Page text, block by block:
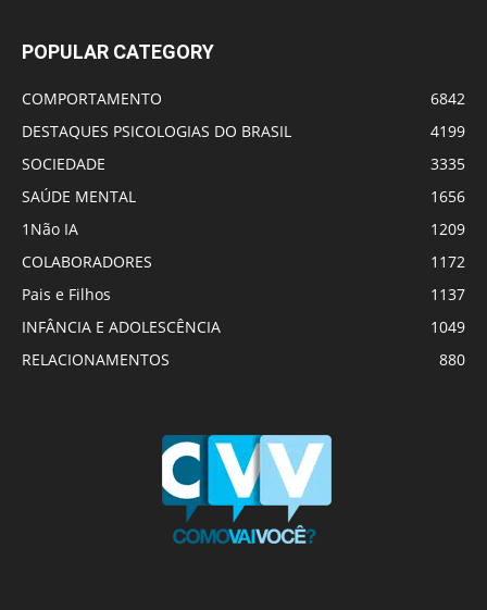
POPULAR CATEGORY
COMPORTAMENTO
6842
DESTAQUES PSICOLOGIAS DO BRASIL
4199
SOCIEDADE
3335
SAÚDE MENTAL
1656
1Não IA
1209
COLABORADORES
1172
Pais e Filhos
1137
INFÂNCIA E ADOLESCÊNCIA
1049
RELACIONAMENTOS
880